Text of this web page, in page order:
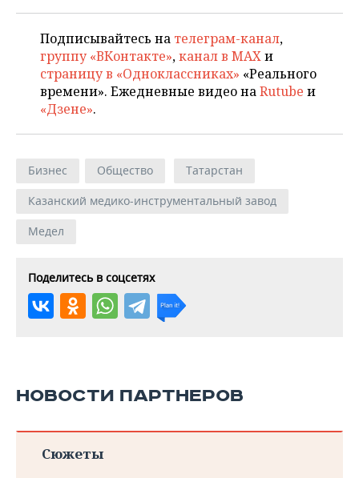
Подписывайтесь на телеграм-канал,
группу «ВКонтакте»,канал в MAXи
страницу в «Одноклассниках» «Реального
времени». Ежедневные видео наRutube и
«Дзене».
Бизнес Общество
Татарстан
Казанский медико-инструментальный завод
Медел
Поделитесь в соцсетях
НОВОСТИ ПАРТНЕРОВ
Сюжеты